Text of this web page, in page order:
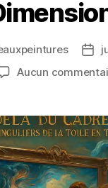
Aucun